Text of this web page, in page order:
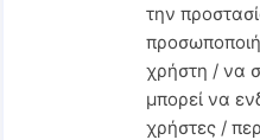
την
χρήστη / να
μπορεί να
χρήστες /